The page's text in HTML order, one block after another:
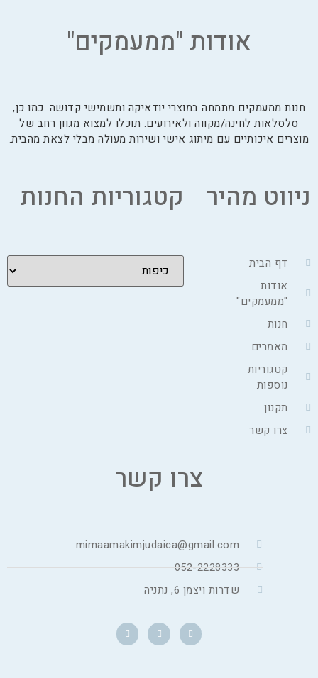
אודות "ממעמקים"
חנות ממעמקים מתמחה במוצרי יודאיקה ותשמישי קדושה. כמו כן,
סלסלאות לחינה/מקווה ולאירועים. תוכלו למצוא מגוון רחב של
מוצרים איכותיים עם מיתוג אישי ושירות מעולה מבלי לצאת מהבית.
ניווט מהיר
דף הבית
אודות
"ממעמקים"
חנות
מאמרים
קטגוריות
נוספות
תקנון
צרו קשר
קטגוריות החנות
צרו קשר
mimaamakimjudaica@gmail.com
052-2228333
שדרות ויצמן 6, נתניה